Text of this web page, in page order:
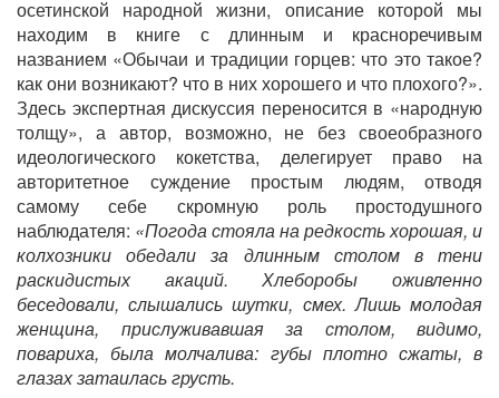
осетинской народной жизни, описание которой мы
находим в книге с длинным и красноречивым
названием «Обычаи и традиции горцев: что это такое?
как они возникают? что в них хорошего и что плохого?».
Здесь экспертная дискуссия переносится в «народную
толщу», а автор, возможно, не без своеобразного
идеологического кокетства, делегирует право на
авторитетное суждение простым людям, отводя
самому себе скромную роль простодушного
наблюдателя: «Погода стояла на редкость хорошая, и
колхозники обедали за длинным столом в тени
раскидистых акаций. Хлеборобы оживленно
беседовали, слышались шутки, смех. Лишь молодая
женщина, прислуживавшая за столом, видимо,
повариха, была молчалива: губы плотно сжаты, в
глазах затаилась грусть.